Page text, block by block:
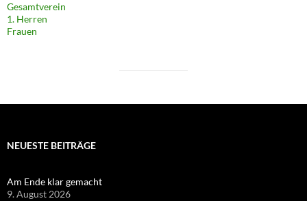
Gesamtverein
1. Herren
Frauen
NEUESTE BEITRÄGE
Am Ende klar gemacht
9. August 2026